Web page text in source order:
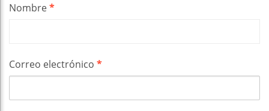
Nombre*
Correo electrónico *